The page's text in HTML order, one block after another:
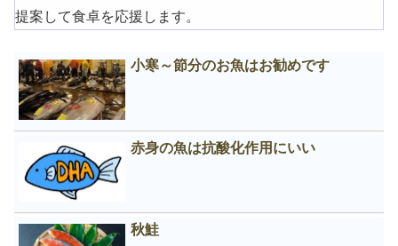
提案して食卓を応援します。
小寒～節分のお魚はお勧めです
赤身の魚は抗酸化作用にいい
秋鮭